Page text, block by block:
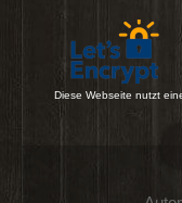
Diese Webseite nutzt